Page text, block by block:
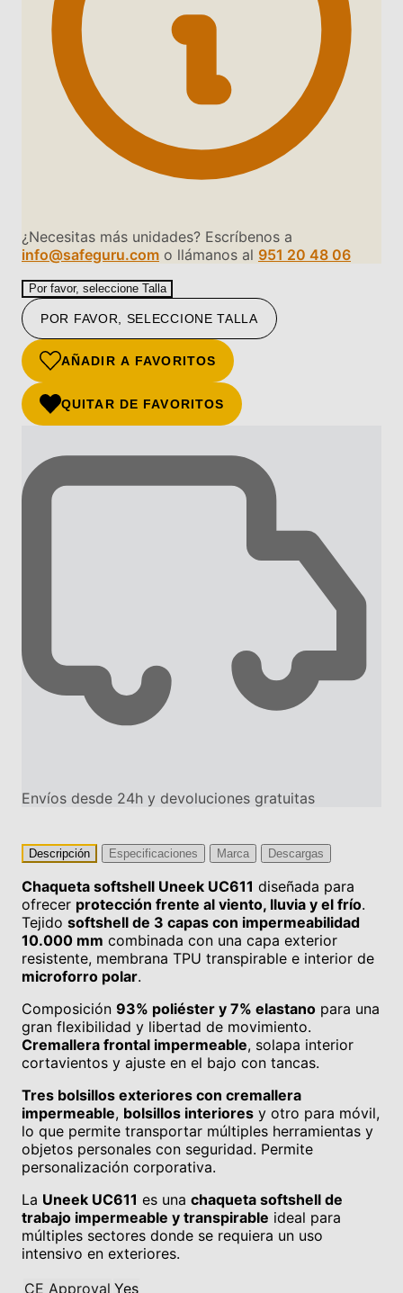
¿Necesitas más unidades? Escríbenos a
info@safeguru.com o llámanos al 951 20 48 06
Por favor, seleccione Talla
POR FAVOR, SELECCIONE TALLA
AÑADIR A FAVORITOS
QUITAR DE FAVORITOS
Envíos desde 24h y devoluciones gratuitas
Descripción Especificaciones Marca Descargas
Chaqueta softshell Uneek UC611 diseñada para
ofrecer protección frente al viento, lluvia y el frío.
Tejido softshell de 3 capas con impermeabilidad
10.000 mm combinada con una capa exterior
resistente, membrana TPU transpirable e interior de
microforro polar.
Composición 93% poliéster y 7% elastano para una
gran flexibilidad y libertad de movimiento.
Cremallera frontal impermeable, solapa interior
cortavientos y ajuste en el bajo con tancas.
Tres bolsillos exteriores con cremallera
impermeable, bolsillos interiores y otro para móvil,
lo que permite transportar múltiples herramientas y
objetos personales con seguridad. Permite
personalización corporativa.
La Uneek UC611 es una chaqueta softshell de
trabajo impermeable y transpirable ideal para
múltiples sectores donde se requiera un uso
intensivo en exteriores.
CE Approval Yes